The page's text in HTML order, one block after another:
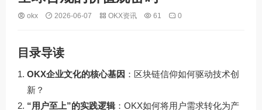
okx 2026-06-07 OKX资讯 61 0
目录导读
OKX企业文化的核心基因 ：区块链信仰如何驱动技术创
新？
“用户至上”的实践逻辑：OKX如何将用户需求转化为产